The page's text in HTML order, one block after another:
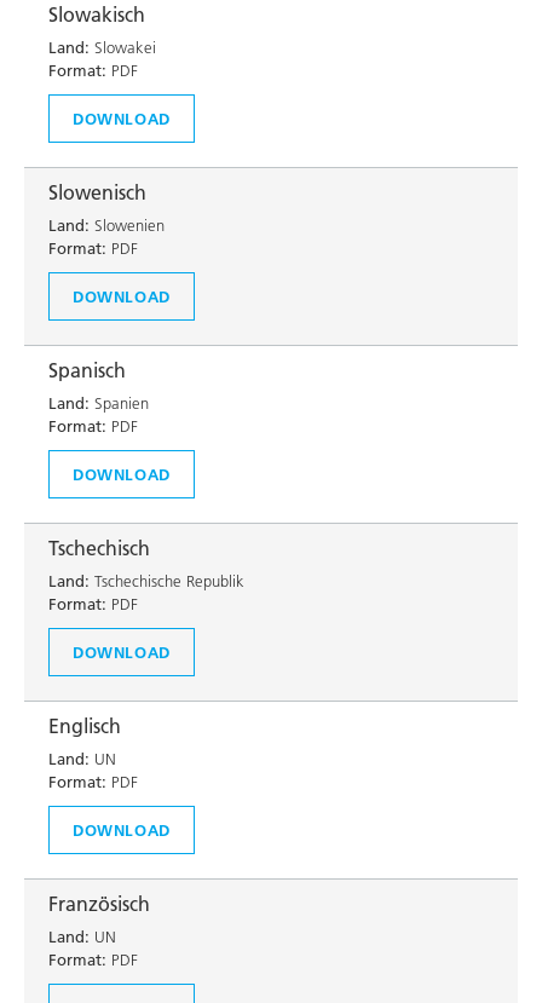
Slowakisch
Land: Slowakei
Format: PDF
DOWNLOAD
Slowenisch
Land: Slowenien
Format: PDF
DOWNLOAD
Spanisch
Land: Spanien
Format: PDF
DOWNLOAD
Tschechisch
Land: Tschechische Republik
Format: PDF
DOWNLOAD
Englisch
Land: UN
Format: PDF
DOWNLOAD
Französisch
Land: UN
Format: PDF